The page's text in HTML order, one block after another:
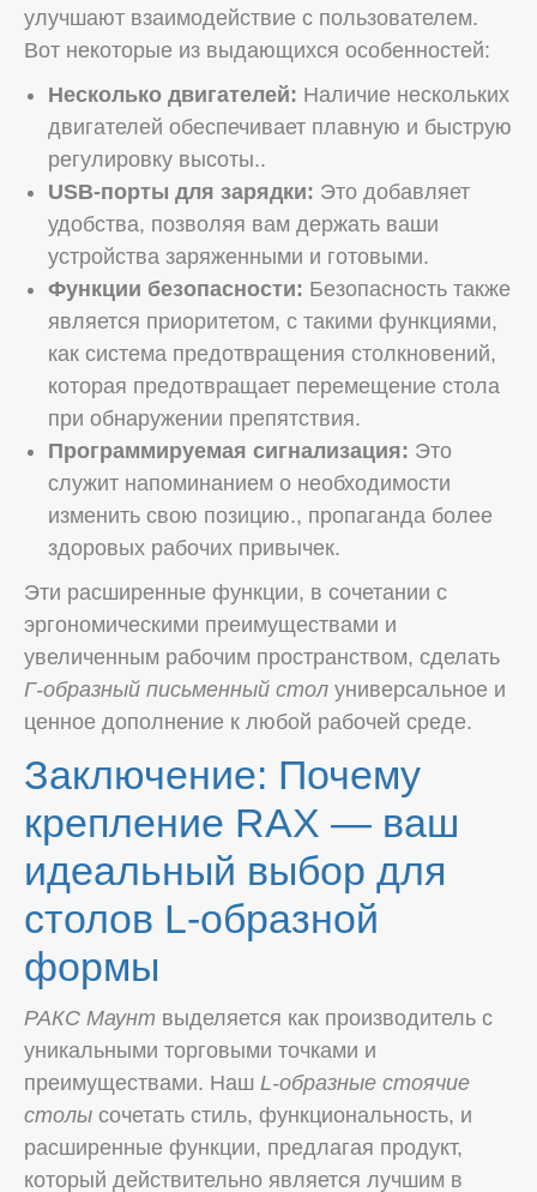
улучшают взаимодействие с пользователем.
Вот некоторые из выдающихся особенностей:
Несколько двигателей: Наличие нескольких
двигателей обеспечивает плавную и быструю
регулировку высоты..
USB-порты для зарядки: Это добавляет
удобства, позволяя вам держать ваши
устройства заряженными и готовыми.
Функции безопасности: Безопасность также
является приоритетом, с такими функциями,
как система предотвращения столкновений,
которая предотвращает перемещение стола
при обнаружении препятствия.
Программируемая сигнализация: Это
служит напоминанием о необходимости
изменить свою позицию., пропаганда более
здоровых рабочих привычек.
Эти расширенные функции, в сочетании с
эргономическими преимуществами и
увеличенным рабочим пространством, сделать
Г-образный письменный стол универсальное и
ценное дополнение к любой рабочей среде.
Заключение: Почему
крепление RAX — ваш
идеальный выбор для
столов L-образной
формы
РАКС Маунт выделяется как производитель с
уникальными торговыми точками и
преимуществами. Наш L-образные стоячие
столы сочетать стиль, функциональность, и
расширенные функции, предлагая продукт,
который действительно является лучшим в